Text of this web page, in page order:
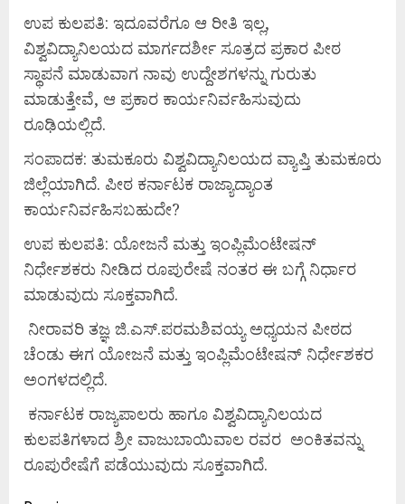
ಉಪ ಕುಲಪತಿ: ಇದೂವರೆಗೂ ಆ ರೀತಿ ಇಲ್ಲ,
ವಿಶ್ವವಿದ್ಯಾನಿಲಯದ ಮಾರ್ಗದರ್ಶೀ ಸೂತ್ರದ ಪ್ರಕಾರ ಪೀಠ
ಸ್ಥಾಪನೆ ಮಾಡುವಾಗ ನಾವು ಉದ್ದೇಶಗಳನ್ನು ಗುರುತು
ಮಾಡುತ್ತೇವೆ, ಆ ಪ್ರಕಾರ ಕಾರ್ಯನಿರ್ವಹಿಸುವುದು
ರೂಢಿಯಲ್ಲಿದೆ.
ಸಂಪಾದಕ: ತುಮಕೂರು ವಿಶ್ವವಿದ್ಯಾನಿಲಯದ ವ್ಯಾಪ್ತಿ ತುಮಕೂರು
ಜಿಲ್ಲೆಯಾಗಿದೆ. ಪೀಠ ಕರ್ನಾಟಕ ರಾಜ್ಯಾದ್ಯಾಂತ
ಕಾರ್ಯನಿರ್ವಹಿಸಬಹುದೇ?
ಉಪ ಕುಲಪತಿ: ಯೋಜನೆ ಮತ್ತು ಇಂಪ್ಲಿಮೆಂಟೇಷನ್
ನಿರ್ಧೇಶಕರು ನೀಡಿದ ರೂಪುರೇಷೆ ನಂತರ ಈ ಬಗ್ಗೆ ನಿರ್ಧಾರ
ಮಾಡುವುದು ಸೂಕ್ತವಾಗಿದೆ.
ನೀರಾವರಿ ತಜ್ಞ ಜಿ.ಎಸ್.ಪರಮಶಿವಯ್ಯ ಅಧ್ಯಯನ ಪೀಠದ
ಚೆಂಡು ಈಗ ಯೋಜನೆ ಮತ್ತು ಇಂಪ್ಲಿಮೆಂಟೇಷನ್ ನಿರ್ಧೇಶಕರ
ಅಂಗಳದಲ್ಲಿದೆ.
ಕರ್ನಾಟಕ ರಾಜ್ಯಪಾಲರು ಹಾಗೂ ವಿಶ್ವವಿದ್ಯಾನಿಲಯದ
ಕುಲಪತಿಗಳಾದ ಶ್ರೀ ವಾಜುಬಾಯಿವಾಲ ರವರ ಅಂಕಿತವನ್ನು
ರೂಪುರೇಷೆಗೆ ಪಡೆಯುವುದು ಸೂಕ್ತವಾಗಿದೆ.